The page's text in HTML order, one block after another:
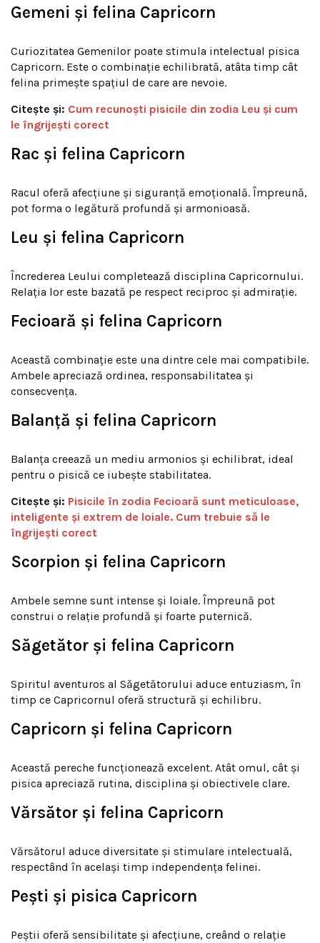
Gemeni și felina Capricorn
Curiozitatea Gemenilor poate stimula intelectual pisica
Capricorn. Este o combinație echilibrată, atâta timp cât
felina primește spațiul de care are nevoie.
Citește și: Cum recunoști pisicile din zodia Leu și cum
le îngrijești corect
Rac și felina Capricorn
Racul oferă afecțiune și siguranță emoțională. Împreună,
pot forma o legătură profundă și armonioasă.
Leu și felina Capricorn
Încrederea Leului completează disciplina Capricornului.
Relația lor este bazată pe respect reciproc și admirație.
Fecioară și felina Capricorn
Această combinație este una dintre cele mai compatibile.
Ambele apreciază ordinea, responsabilitatea și
consecvența.
Balanță și felina Capricorn
Balanța creează un mediu armonios și echilibrat, ideal
pentru o pisică ce iubește stabilitatea.
Citește și: Pisicile în zodia Fecioară sunt meticuloase,
inteligente și extrem de loiale. Cum trebuie să le
îngrijești corect
Scorpion și felina Capricorn
Ambele semne sunt intense și loiale. Împreună pot
construi o relație profundă și foarte puternică.
Săgetător și felina Capricorn
Spiritul aventuros al Săgetătorului aduce entuziasm, în
timp ce Capricornul oferă structură și echilibru.
Capricorn și felina Capricorn
Această pereche funcționează excelent. Atât omul, cât și
pisica apreciază rutina, disciplina și obiectivele clare.
Vărsător și felina Capricorn
Vărsătorul aduce diversitate și stimulare intelectuală,
respectând în același timp independența felinei.
Pești și pisica Capricorn
Peștii oferă sensibilitate și afecțiune, creând o relație